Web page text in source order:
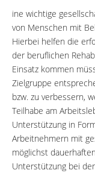
ine wichtige
von Menschen mit
Hierbei helfen die
der beruflichen
Einsatz kommen
Zielgruppe
bzw. zu verbessern,
Teilhabe am
Unterstützung in
Arbeitnehmern mit
möglichst
Unterstützung bei